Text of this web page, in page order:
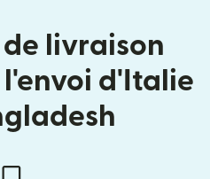
livraison
l'envoi d'Italie